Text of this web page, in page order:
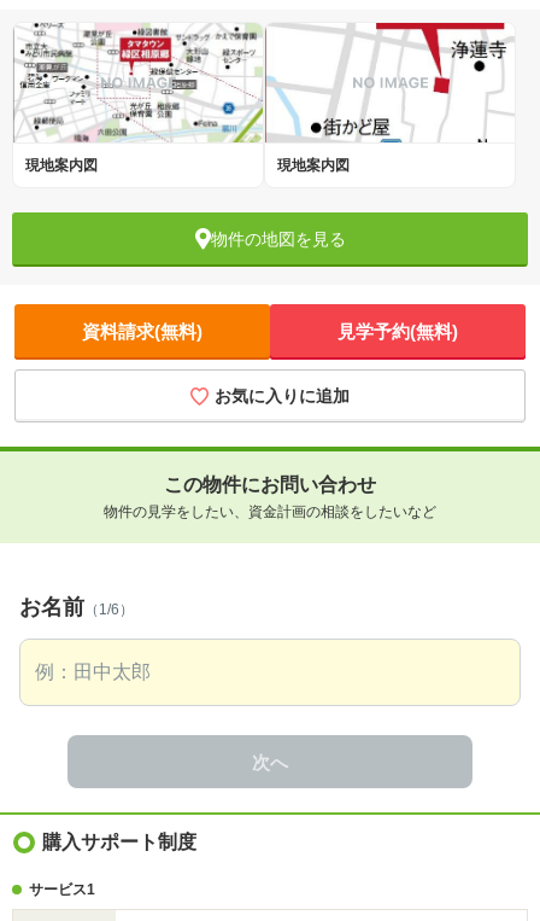
現地案内図 現地案内図
物件の地図を見る
資料請求(無料) 見学予約(無料)
お気に入りに追加
この物件にお問い合わせ
物件の見学をしたい、資金計画の相談をしたいなど
お名前 （1/6）
次へ
購入サポート制度
サービス1